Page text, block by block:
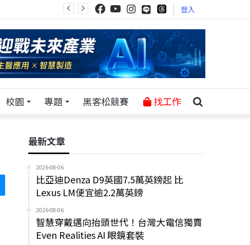
登入
校園 專題 黑客松競賽 找工作
最新文章
2026-08-06
比亞迪Denza D9英國7.5萬英鎊起 比
Lexus LM便宜逾2.2萬英鎊
2026-08-06
智慧穿戴邁向抬頭世代！台灣大電信獨賣
Even Realities AI 眼鏡套裝